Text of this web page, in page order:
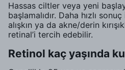
Hassas ciltler veya yeni
başlamalıdır. Daha hızlı
alışkın ya da akne/derin
retinal’i tercih edebilir.
Retinol kaç yaşında